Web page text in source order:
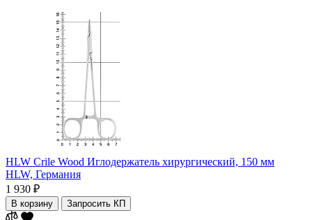
HLW Crile Wood Иглодержатель хирургический, 150 мм
HLW, Германия
1 930 ₽
В корзину Запросить КП